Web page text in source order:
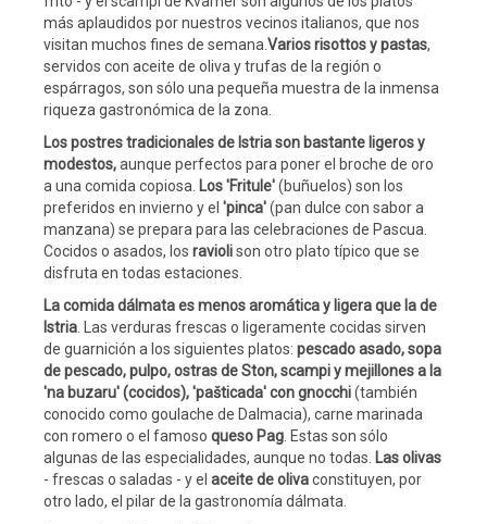
más aplaudidos por nuestros vecinos italianos, que nos
visitan muchos fines de semana. Varios risottos y pastas,
servidos con aceite de oliva y trufas de la región o
espárragos, son sólo una pequeña muestra de la inmensa
riqueza gastronómica de la zona.
Los postres tradicionales de Istria son bastante ligeros y
modestos,aunque perfectos para poner el broche de oro
a una comida copiosa. Los 'Fritule'(buñuelos) son los
preferidos en invierno y el 'pinca'(pan dulce con sabor a
manzana) se prepara para las celebraciones de Pascua.
Cocidos o asados, los raviolison otro plato típico que se
disfruta en todas estaciones.
La comida dálmata es menos aromática y ligera que la de
Istria . Las verduras frescas o ligeramente cocidas sirven
de guarnición a los siguientes platos: pescado asado, sopa
de pescado, pulpo, ostras de Ston, scampi y mejillones a la
'na buzaru' (cocidos), 'pašticada' con gnocchi(también
conocido como goulache de Dalmacia), carne marinada
con romero o el famoso queso Pag . Estas son sólo
algunas de las especialidades, aunque no todas. Las olivas
- frescas o saladas - y el aceite de olivaconstituyen, por
otro lado, el pilar de la gastronomía dálmata.